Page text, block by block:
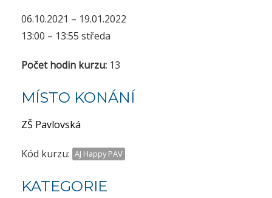
06.10.2021 – 19.01.2022
13:00 – 13:55 středa
Počet hodin kurzu: 13
MÍSTO KONÁNÍ
ZŠ Pavlovská
Kód kurzu: AJ Happy PAV
KATEGORIE